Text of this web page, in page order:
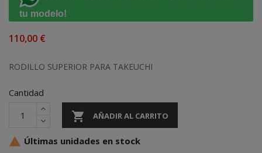
tu modelo!
110,00 €
RODILLO SUPERIOR PARA TAKEUCHI
Cantidad
 AÑADIR AL CARRITO
 Últimas unidades en stock